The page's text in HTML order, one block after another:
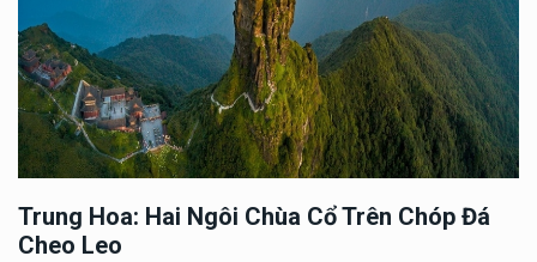
Trung Hoa: Hai Ngôi Chùa Cổ Trên Chóp Đá
Cheo Leo